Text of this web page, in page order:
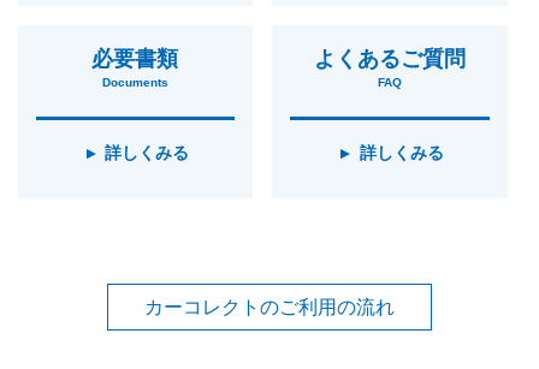
必要書類
Documents
詳しくみる
よくあるご質問
FAQ
詳しくみる
カーコレクトのご利用の流れ